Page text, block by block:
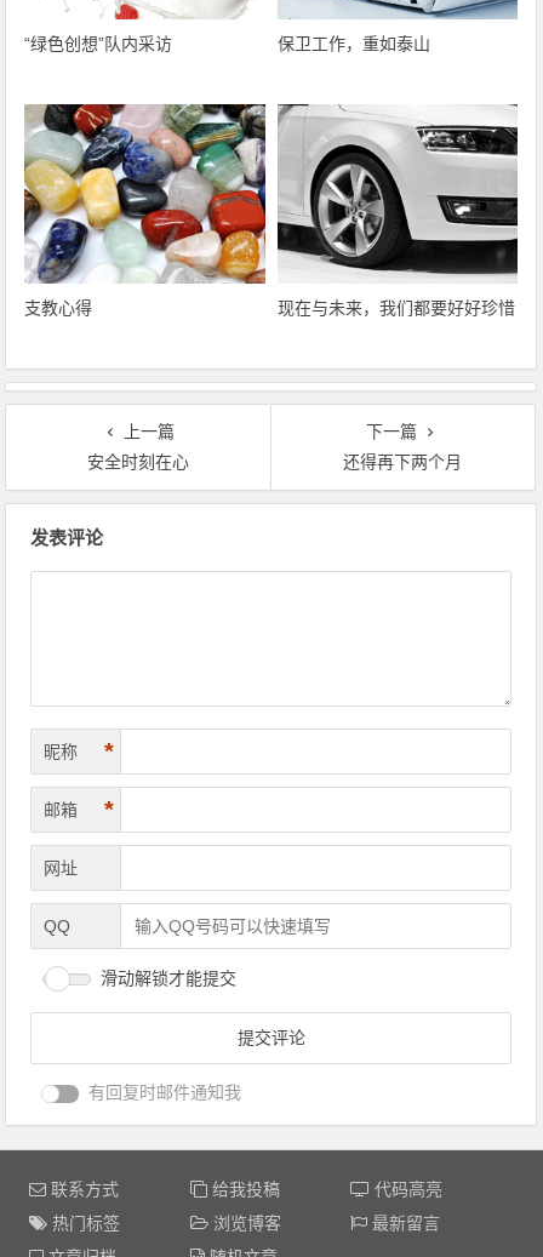
“绿色创想”队内采访 保卫工作，重如泰山
支教心得 现在与未来，我们都要好好珍惜
上一篇
安全时刻在心
下一篇
还得再下两个月
发表评论
昵称 *
邮箱 *
网址
QQ
滑动解锁才能提交
有回复时邮件通知我
联系方式 给我投稿
代码高亮
热门标签
浏览博客
最新留言